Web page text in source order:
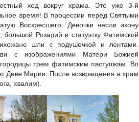
ход вокруг храма. Это уже 3-й
время! В процессии перед Святыми
Воскресшего. Девочки несли икону
Розарий и статуэтку Фатимской
шли с подушечкой и лентами.
с изображениями Матери Божией
трем фатимским пастушкам. Во
Деве Марии. После возвращения в храм
хвалим).